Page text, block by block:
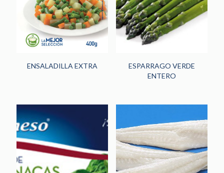
PANADERÍA Y
PASTELERÍA(48)
NOVEDADES(13)
ENSALADILLA EXTRA
ESPARRAGO VERDE
ENTERO